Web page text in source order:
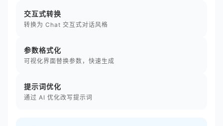
交互式转换
转换为 Chat 交互式对话风格
参数格式化
可视化界面替换参数，快速生成
提示词优化
通过 AI 优化改写提示词